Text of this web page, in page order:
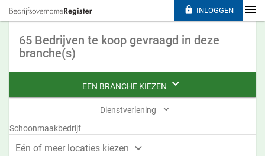
65 Bedrijven te koop gevraagd in deze
branche(s)
EEN BRANCHE KIEZEN 
Dienstverlening 
Schoonmaakbedrijf
Eén of meer locaties kiezen 
 INLOGGEN